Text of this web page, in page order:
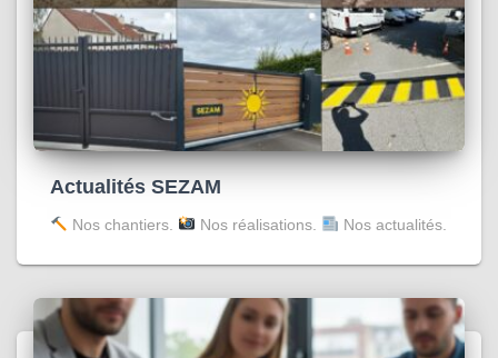
Actualités SEZAM
Nos chantiers. Nos réalisations. Nos actualités.